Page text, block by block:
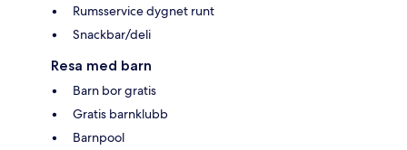
Rumsservice dygnet runt
Snackbar/deli
Resa med barn
Barn bor gratis
Gratis barnklubb
Barnpool